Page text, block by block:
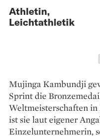
Athletin,
Leichtathletik
Mujinga Kambundji
Sprint die
Weltmeisterschaften
ist sie laut eigener
Einzelunternehmerin,